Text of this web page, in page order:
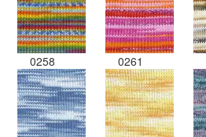
0258 0261